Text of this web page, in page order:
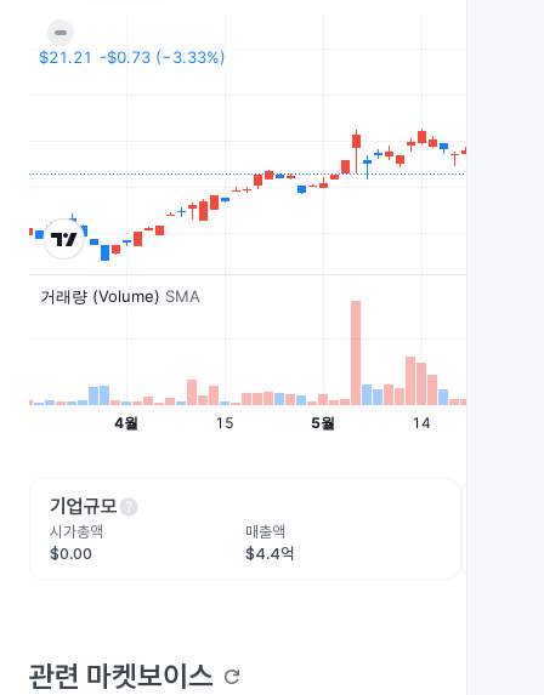
기업규모help
시가총액
$0.00
매출액
$4.4억
관련 마켓보이스 refresh